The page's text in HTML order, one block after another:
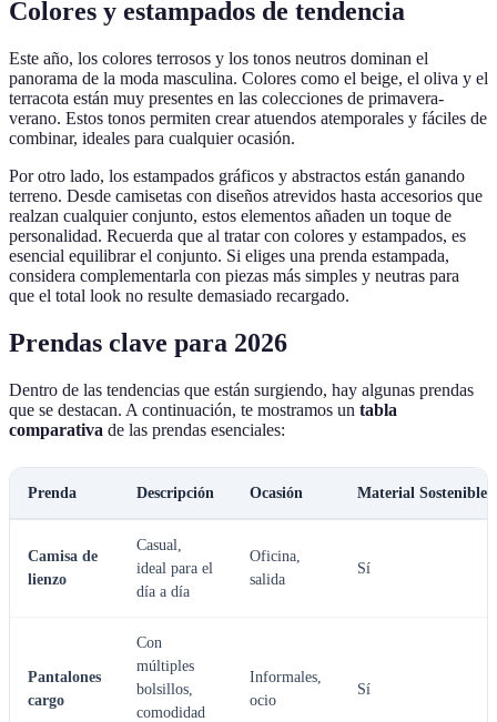
Colores y estampados de tendencia
Este año, los colores terrosos y los tonos neutros dominan el
panorama de la moda masculina. Colores como el beige, el oliva y el
terracota están muy presentes en las colecciones de primavera-
verano. Estos tonos permiten crear atuendos atemporales y fáciles de
combinar, ideales para cualquier ocasión.
Por otro lado, los estampados gráficos y abstractos están ganando
terreno. Desde camisetas con diseños atrevidos hasta accesorios que
realzan cualquier conjunto, estos elementos añaden un toque de
personalidad. Recuerda que al tratar con colores y estampados, es
esencial equilibrar el conjunto. Si eliges una prenda estampada,
considera complementarla con piezas más simples y neutras para
que el total look no resulte demasiado recargado.
Prendas clave para 2026
Dentro de las tendencias que están surgiendo, hay algunas prendas
que se destacan. A continuación, te mostramos un tabla
comparativa de las prendas esenciales:
Prenda Descripción Ocasión Material Sostenible
Camisa de
lienzo
Casual,
ideal para el
día a día
Oficina,
salida
Sí
Pantalones
cargo
Con
múltiples
bolsillos,
comodidad
Informales,
ocio
Sí